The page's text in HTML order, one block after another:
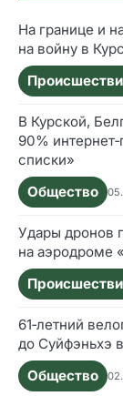
На границе и
на войну в
В Курской,
90%
списки»
Общество
Удары дронов
на аэродроме
61‑летний
до Суйфэньхэ
Общество